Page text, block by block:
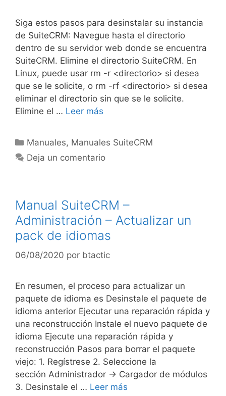
Siga estos pasos para desinstalar su instancia
de SuiteCRM: Navegue hasta el directorio
dentro de su servidor web donde se encuentra
SuiteCRM. Elimine el directorio SuiteCRM. En
Linux, puede usar rm -r <directorio> si desea
que se le solicite, o rm -rf <directorio> si desea
eliminar el directorio sin que se le solicite.
Elimine el … Leer más
Manuales, Manuales SuiteCRM
Deja un comentario
Manual SuiteCRM –
Administración – Actualizar un
pack de idiomas
06/08/2020 por btactic
En resumen, el proceso para actualizar un
paquete de idioma es Desinstale el paquete de
idioma anterior Ejecutar una reparación rápida y
una reconstrucción Instale el nuevo paquete de
idioma Ejecute una reparación rápida y
reconstrucción Pasos para borrar el paquete
viejo: 1. Regístrese 2. Seleccione la
sección Administrador -> Cargador de módulos
3. Desinstale el … Leer más